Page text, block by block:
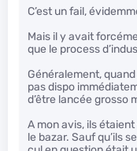
C’est un fail,
Mais il y avait
que le process
Généralement,
pas dispo
d’être lancée grosso
A mon avis, ils
le bazar. Sauf qu’ils